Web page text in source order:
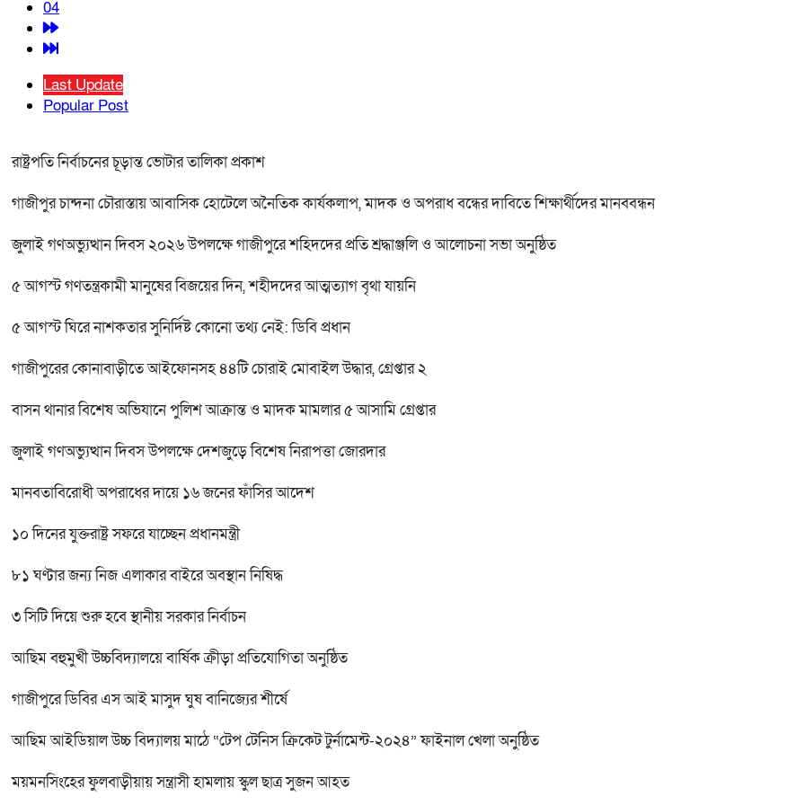
04
Last Update
Popular Post
রাষ্ট্রপতি নির্বাচনের চূড়ান্ত ভোটার তালিকা প্রকাশ
গাজীপুর চান্দনা চৌরাস্তায় আবাসিক হোটেলে অনৈতিক কার্যকলাপ, মাদক ও অপরাধ বন্ধের দাবিতে শিক্ষার্থীদের মানববন্ধন
জুলাই গণঅভ্যুত্থান দিবস ২০২৬ উপলক্ষে গাজীপুরে শহিদদের প্রতি শ্রদ্ধাঞ্জলি ও আলোচনা সভা অনুষ্ঠিত
৫ আগস্ট গণতন্ত্রকামী মানুষের বিজয়ের দিন, শহীদদের আত্মত্যাগ বৃথা যায়নি
৫ আগস্ট ঘিরে নাশকতার সুনির্দিষ্ট কোনো তথ্য নেই: ডিবি প্রধান
গাজীপুরের কোনাবাড়ীতে আইফোনসহ ৪৪টি চোরাই মোবাইল উদ্ধার, গ্রেপ্তার ২
বাসন থানার বিশেষ অভিযানে পুলিশ আক্রান্ত ও মাদক মামলার ৫ আসামি গ্রেপ্তার
জুলাই গণঅভ্যুত্থান দিবস উপলক্ষে দেশজুড়ে বিশেষ নিরাপত্তা জোরদার
মানবতাবিরোধী অপরাধের দায়ে ১৬ জনের ফাঁসির আদেশ
১০ দিনের যুক্তরাষ্ট্র সফরে যাচ্ছেন প্রধানমন্ত্রী
৮১ ঘণ্টার জন্য নিজ এলাকার বাইরে অবস্থান নিষিদ্ধ
৩ সিটি দিয়ে শুরু হবে স্থানীয় সরকার নির্বাচন
আছিম বহুমুখী উচ্চবিদ্যালয়ে বার্ষিক ক্রীড়া প্রতিযোগিতা অনুষ্ঠিত
গাজীপুরে ডিবির এস আই মাসুদ ঘুষ বানিজ্যের শীর্ষে
আছিম আইডিয়াল উচ্চ বিদ্যালয় মাঠে “টেপ টেনিস ক্রিকেট টুর্নামেন্ট-২০২৪” ফাইনাল খেলা অনুষ্ঠিত
ময়মনসিংহের ফুলবাড়ীয়ায় সন্ত্রাসী হামলায় স্কুল ছাত্র সুজন আহত